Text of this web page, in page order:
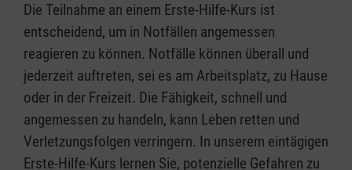
Die Teilnahme an einem Erste-Hilfe-Kurs ist
entscheidend, um in Notfällen angemessen
reagieren zu können. Notfälle können überall und
jederzeit auftreten, sei es am Arbeitsplatz, zu Hause
oder in der Freizeit. Die Fähigkeit, schnell und
angemessen zu handeln, kann Leben retten und
Verletzungsfolgen verringern. In unserem eintägigen
Erste-Hilfe-Kurs lernen Sie, potenzielle Gefahren zu